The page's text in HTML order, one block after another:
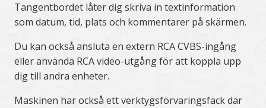
Tangentbordet låter dig skriva in textinformation
som datum, tid, plats och kommentarer på skärmen.
Du kan också ansluta en extern RCA CVBS-ingång
eller använda RCA video-utgång för att koppla upp
dig till andra enheter.
Maskinen har också ett verktygsförvaringsfack där